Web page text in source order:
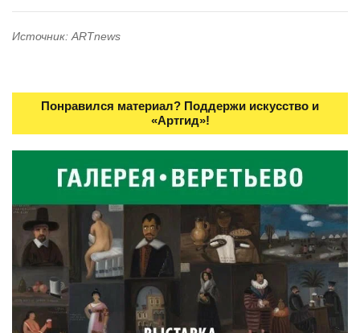
Источник: ARTnews
Понравился материал? Поддержи искусство и
«Артгид»!